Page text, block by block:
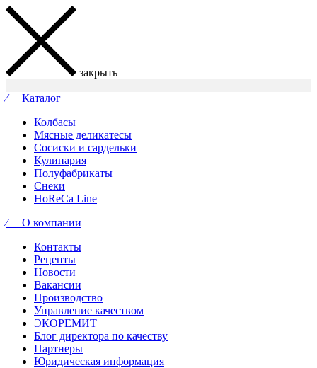
закрыть
⁄ Каталог
Колбасы
Мясные деликатесы
Сосиски и сардельки
Кулинария
Полуфабрикаты
Снеки
HoReCa Line
⁄ О компании
Контакты
Рецепты
Новости
Вакансии
Производство
Управление качеством
ЭКОРЕМИТ
Блог директора по качеству
Партнеры
Юридическая информация